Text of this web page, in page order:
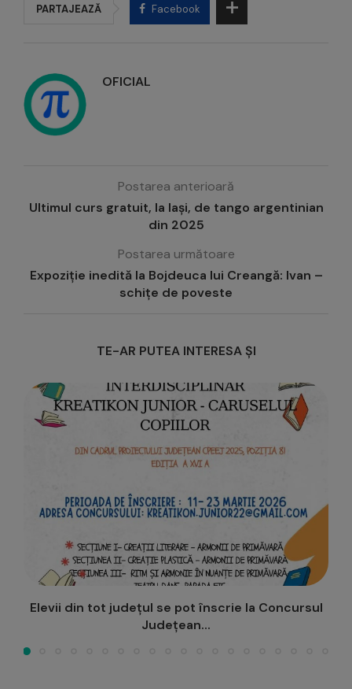
PARTAJEAZĂ Facebook
OFICIAL
Postarea anterioară
Ultimul curs gratuit, la Iași, de tango argentinian
din 2025
Postarea următoare
Expoziție inedită la Bojdeuca lui Creangă: Ivan –
schițe de poveste
TE-AR PUTEA INTERESA ȘI
Festival-concurs: 360 de elevi artiști coordonați
de 34 de cadre...